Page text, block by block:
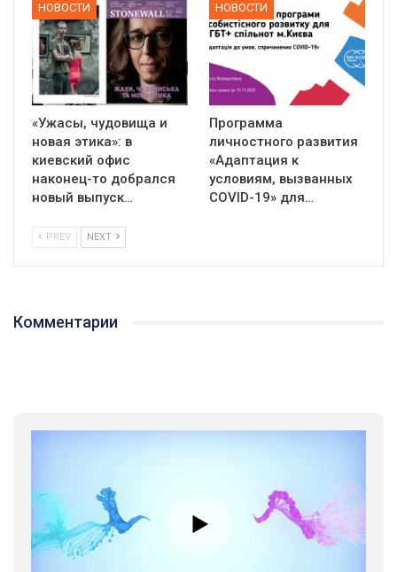
НОВОСТИ
«Ужасы, чудовища и
новая этика»: в
киевский офис
наконец-то добрался
новый выпуск…
НОВОСТИ
Программа
личностного развития
«Адаптация к
условиям, вызванных
СOVID-19» для…
PREV NEXT
Комментарии
5/17/2020
ГАУ є в 16 областях України.